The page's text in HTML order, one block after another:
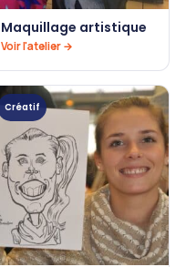
Maquillage artistique
Voir l'atelier →
Créatif